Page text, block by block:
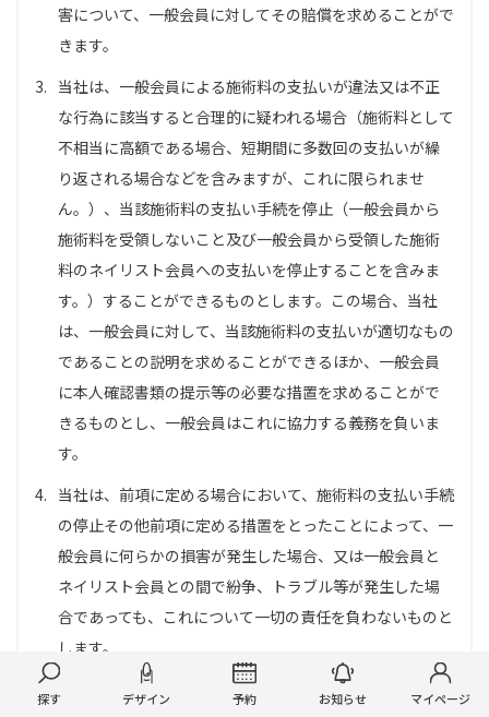
害について、一般会員に対してその賠償を求めることがで
きます。
3. 当社は、一般会員による施術料の支払いが違法又は不正
な行為に該当すると合理的に疑われる場合（施術料として
不相当に高額である場合、短期間に多数回の支払いが繰
り返される場合などを含みますが、これに限られませ
ん。）、当該施術料の支払い手続を停止（一般会員から
施術料を受領しないこと及び一般会員から受領した施術
料のネイリスト会員への支払いを停止することを含みま
す。）することができるものとします。この場合、当社
は、一般会員に対して、当該施術料の支払いが適切なもの
であることの説明を求めることができるほか、一般会員
に本人確認書類の提示等の必要な措置を求めることがで
きるものとし、一般会員はこれに協力する義務を負いま
す。
4. 当社は、前項に定める場合において、施術料の支払い手続
の停止その他前項に定める措置をとったことによって、一
般会員に何らかの損害が発生した場合、又は一般会員と
ネイリスト会員との間で紛争、トラブル等が発生した場
合であっても、これについて一切の責任を負わないものと
します。
第４条（評価）
探す デザイン 予約 お知らせ マイページ